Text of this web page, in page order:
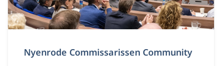
Nyenrode Commissarissen Community